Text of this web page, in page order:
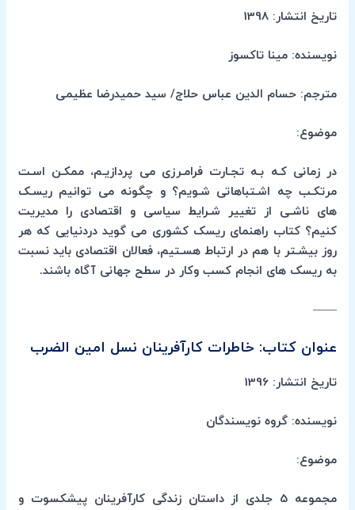
تاریخ انتشار: 1398
نویسنده: مینا تاکسوز
مترجم: حسام الدین عباس حلاج/ سید حمیدرضا عظیمی
موضوع:
در زمانی کـه بـه تجـارت فرامـرزی می پردازیـم، ممکـن اسـت
مرتکـب چه اشـتباهاتی شـویم؟ و چگونه می توانیم ریسـک
های ناشـی از تغییر شـرایط سیاسی و اقتصادی را مدیریت
کنیم؟ کتاب راهنمای ریسک کشوری می گوید دردنیایی که هر
روز بیشـتر با هم در ارتباط هسـتیم، فعالان اقتصادی باید نسبت
به ریسک های انجام کسب وکار در سطح جهانی آگاه باشند.
——
عنوان کتاب: خاطرات کارآفرینان نسل امین الضرب
تاریخ انتشار: 1396
نویسنده: گروه نویسندگان
موضوع:
مجموعه 5 جلدی از داستان زندگی کارآفرینان پیشکسوت و